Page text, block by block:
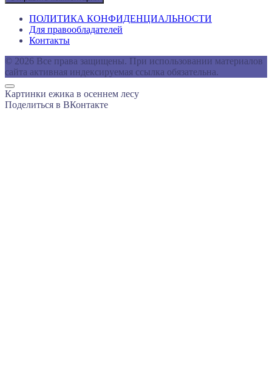
ПОЛИТИКА КОНФИДЕНЦИАЛЬНОСТИ
Для правообладателей
Контакты
© 2026 Все права защищены. При использовании материалов
сайта активная индексируемая ссылка обязательна.
Картинки ежика в осеннем лесу
Поделиться в ВКонтакте